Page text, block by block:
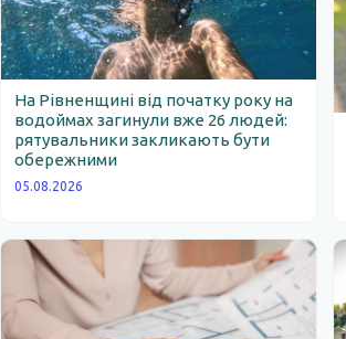
На Рівненщині від початку року на
водоймах загинули вже 26 людей:
рятувальники закликають бути
обережними
05.08.2026